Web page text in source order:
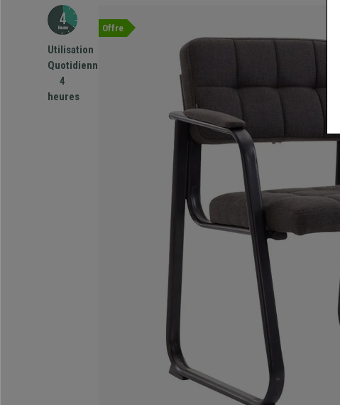
Utilisation
Quotidienne
4
heures
Offre